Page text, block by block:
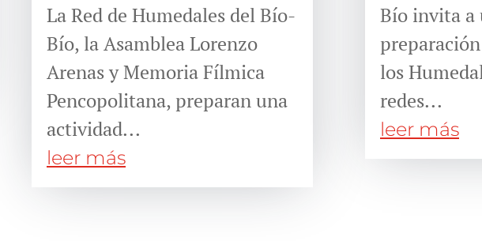
La Red de Humedales del Bío-
Bío, la Asamblea Lorenzo
Arenas y Memoria Fílmica
Pencopolitana, preparan una
actividad...
leer más
Bío invita a
los
redes...
leer más